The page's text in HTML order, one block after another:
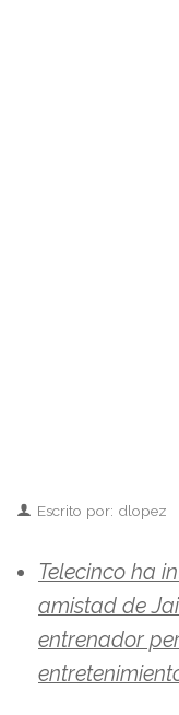
Escrito por: dlopez
Telecinco ha
amistad de
entrenador